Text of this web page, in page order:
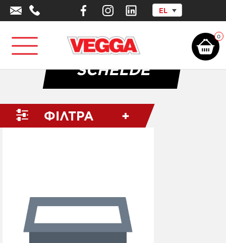
EL
0
Αρχική σελίδα SCHELDE
SCHELDE
ΦΙΛΤΡΑ